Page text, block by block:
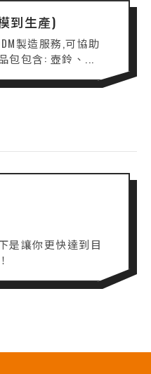
到生產)
製造服務,可協助
包包含: 壺鈴、...
是讓你更快達到目